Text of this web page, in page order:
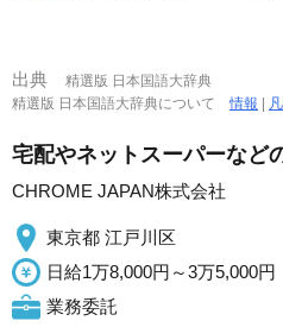
出典
精選版 日本国語大辞典
精選版 日本国語大辞典について情報 |
宅配やネットスーパーなど
CHROME JAPAN株式会社
東京都 江戸川区
日給1万8,000円～3万5,000円
業務委託